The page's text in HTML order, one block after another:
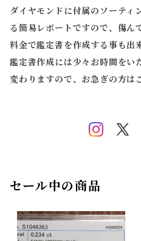
ダイヤモンドに付属のソーティ
る簡易レポートですので、傷ん
料金で鑑定書を作成する事も出
鑑定書作成には少々お時間をい
変わりますので、お急ぎの方は
セール中の商品